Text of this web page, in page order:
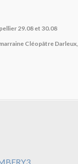
29.08 et 30.08
Cléopâtre